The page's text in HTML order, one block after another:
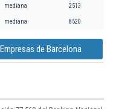
mediana 2513
mediana 8520
de Barcelona